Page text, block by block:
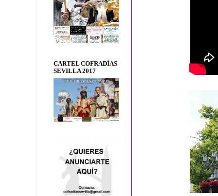
CARTEL COFRADÍAS
SEVILLA 2017